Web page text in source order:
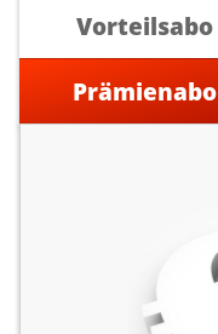
Vorteilsabo
Prämienabo